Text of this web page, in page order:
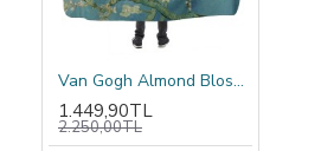
Van Gogh Almond Blossom Kapşonlu Battaniye
1.449,90TL
2.250,00TL